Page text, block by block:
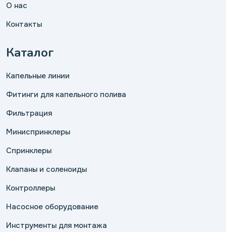
О нас
Контакты
Каталог
Капельные линии
Фитинги для капельного полива
Фильтрация
Миниспринклеры
Спринклеры
Клапаны и соленоиды
Контроллеры
Насосное оборудование
Инструменты для монтажа